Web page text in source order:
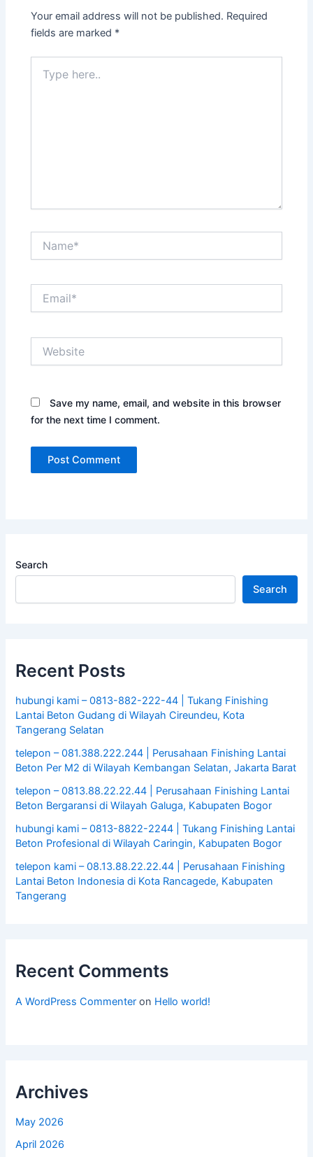
Your email address will not be published. Required
fields are marked *
here..
Save my name, email, and website in this browser
for the next time I comment.
Search
Search
Recent Posts
hubungi kami – 0813-882-222-44 | Tukang Finishing
Lantai Beton Gudang di Wilayah Cireundeu, Kota
Tangerang Selatan
telepon – 081.388.222.244 | Perusahaan Finishing Lantai
Beton Per M2 di Wilayah Kembangan Selatan, Jakarta Barat
telepon – 0813.88.22.22.44 | Perusahaan Finishing Lantai
Beton Bergaransi di Wilayah Galuga, Kabupaten Bogor
hubungi kami – 0813-8822-2244 | Tukang Finishing Lantai
Beton Profesional di Wilayah Caringin, Kabupaten Bogor
telepon kami – 08.13.88.22.22.44 | Perusahaan Finishing
Lantai Beton Indonesia di Kota Rancagede, Kabupaten
Tangerang
Recent Comments
A WordPress Commenter on Hello world!
Archives
May 2026
April 2026